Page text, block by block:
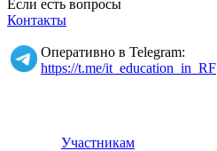
Если есть вопросы
Контакты
Оперативно в Telegram:
https://t.me/it_education_in_RF
Участникам